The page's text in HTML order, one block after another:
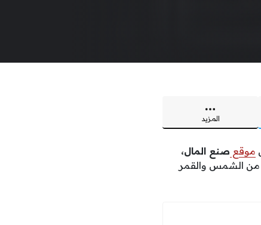
المزيد
موقع صنع المال،
من الشمس والقمر